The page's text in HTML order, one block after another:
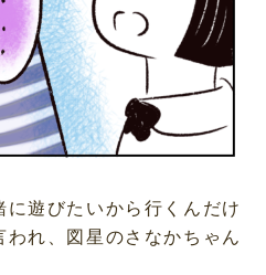
に遊びたいから行くんだけ
れ、図星のさなかちゃん